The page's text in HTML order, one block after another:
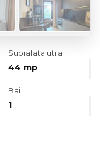
Suprafata utila
44 mp
Bai
1